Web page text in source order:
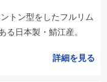
トン型をしたフルリム
る日本製・鯖江産。
詳細を見る